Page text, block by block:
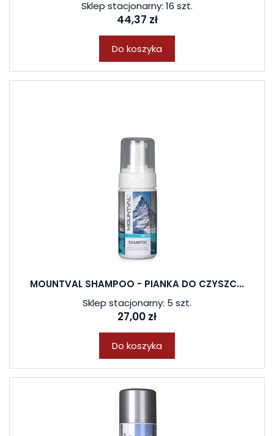
Sklep stacjonarny: 16 szt.
44,37 zł
Do koszyka
MOUNTVAL SHAMPOO - PIANKA DO CZYSZC...
Sklep stacjonarny: 5 szt.
27,00 zł
Do koszyka